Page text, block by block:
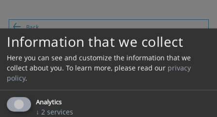
Back
Information that we collect
Here you can see and customize the information that we
collect about you. To learn more, please read our privacy
policy.
Analytics
↓ 2 services